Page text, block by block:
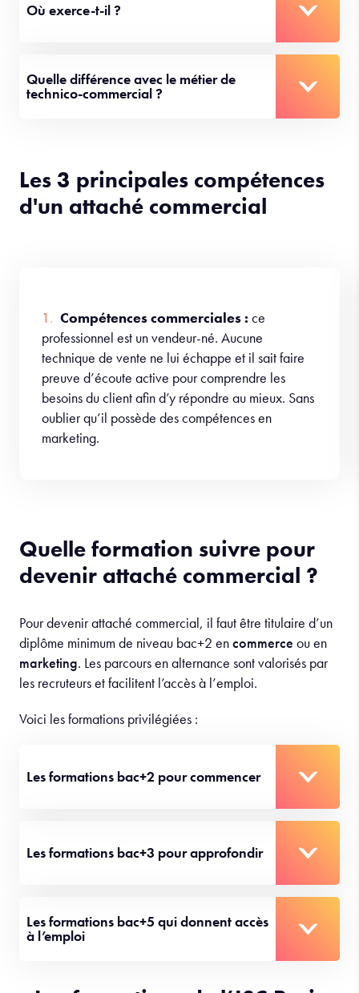
Où exerce-t-il ?
Quelle différence avec le métier de
technico-commercial ?
Les 3 principales compétences
d'un attaché commercial
Compétences commerciales : ce
professionnel est un vendeur-né. Aucune
technique de vente ne lui échappe et il sait faire
preuve d’écoute active pour comprendre les
besoins du client afin d’y répondre au mieux. Sans
oublier qu’il possède des compétences en
marketing.
Quelle formation suivre pour
devenir attaché commercial ?
Pour devenir attaché commercial, il faut être titulaire d’un
diplôme minimum de niveau bac+2 encommerce ou en
marketing. Les parcours en alternance sont valorisés par
les recruteurs et facilitent l’accès à l’emploi.
Voici les formations privilégiées :
Les formations bac+2 pour commencer
Les formations bac+3 pour approfondir
Les formations bac+5 qui donnent accès
à l’emploi